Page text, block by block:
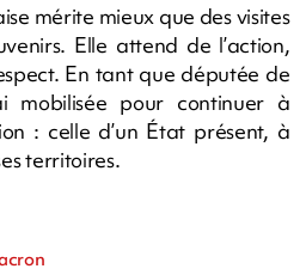
mérite mieux que des visites
Elle attend de l’action,
En tant que députée de
mobilisée pour continuer à
: celle d’un État présent, à
territoires.